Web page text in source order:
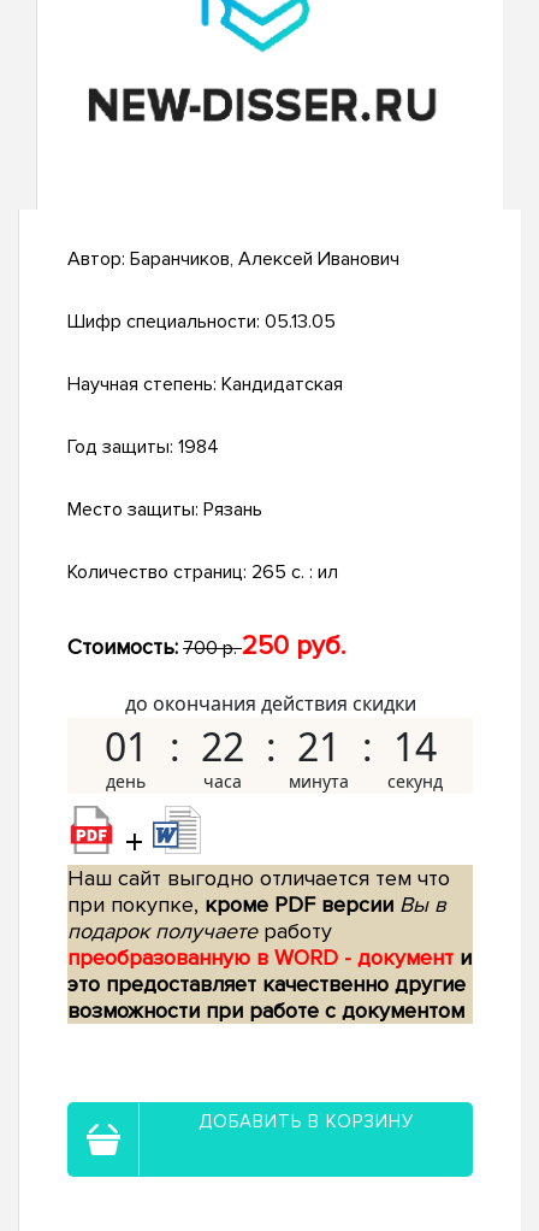
Автор: Баранчиков, Алексей Иванович
Шифр специальности: 05.13.05
Научная степень: Кандидатская
Год защиты: 1984
Место защиты: Рязань
Количество страниц: 265 c. : ил
Стоимость: 700 р.250 руб.
до окончания действия скидки
01 22 21 13
+
Наш сайт выгодно отличается тем что
при покупке, кроме PDF версии Вы в
подарок получаетеработу
преобразованную в WORD - документ и
это предоставляет качественно другие
возможности при работе с документом
ДОБАВИТЬ В КОРЗИНУ